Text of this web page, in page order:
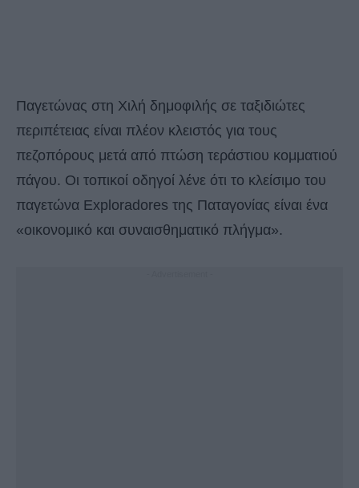
Παγετώνας στη Χιλή δημοφιλής σε ταξιδιώτες
περιπέτειας είναι πλέον κλειστός για τους
πεζοπόρους μετά από πτώση τεράστιου κομματιού
πάγου. Οι τοπικοί οδηγοί λένε ότι το κλείσιμο του
παγετώνα Exploradores της Παταγονίας είναι ένα
«οικονομικό και συναισθηματικό πλήγμα».